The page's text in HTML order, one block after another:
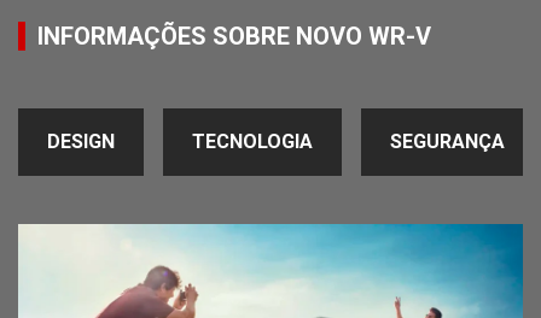
INFORMAÇÕES SOBRE NOVO WR-V
DESIGN TECNOLOGIA SEGURANÇA